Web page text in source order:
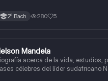
2º Bach 280 5
HistoriaMandela
acerca de la vida, estudios,
célebres del líder sudafricano